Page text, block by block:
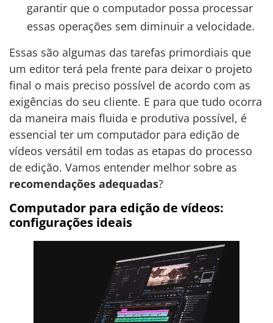
garantir que o computador possa processar
essas operações sem diminuir a velocidade.
Essas são algumas das tarefas primordiais que
um editor terá pela frente para deixar o projeto
final o mais preciso possível de acordo com as
exigências do seu cliente. E para que tudo ocorra
da maneira mais fluida e produtiva possível, é
essencial ter um computador para edição de
vídeos versátil em todas as etapas do processo
de edição. Vamos entender melhor sobre as
recomendações adequadas?
Computador para edição de vídeos:
configurações ideais